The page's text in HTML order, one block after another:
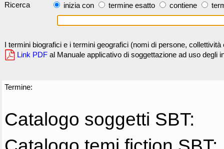
Ricerca inizia con termine esatto contiene
I termini biografici e i termini geografici (nomi di persone,
Link PDF al Manuale applicativo di soggettazione ad uso degli
Termine:
Catalogo soggetti SBT: